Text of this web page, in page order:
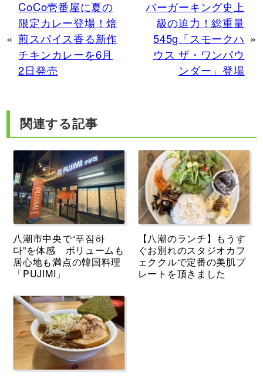
«
CoCo壱番屋に夏の
限定カレー登場！焙
煎スパイス香る新作
チキンカレーを6月
2日発売
バーガーキング史上
級の迫力！総重量
545g「スモークハ
ウス ザ・ワンパウ
ンダー」登場
»
関連する記事
八潮市中央で“푸짐하
다”を体感 ボリュームも
居心地も満点の韓国料理
「PUJIMI」
【八潮のランチ】もうす
ぐお別れのスタジオカフ
ェククルで定番の美肌プ
レートを頂きました